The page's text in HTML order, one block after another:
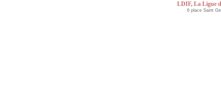
LDIF, La Ligue
6 place Saint